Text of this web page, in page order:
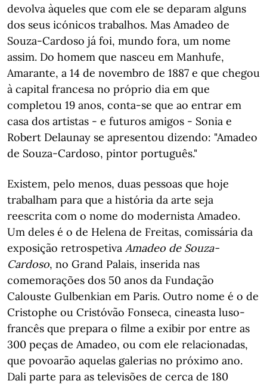
devolva àqueles que com ele se deparam alguns
dos seus icónicos trabalhos. Mas Amadeo de
Souza-Cardoso já foi, mundo fora, um nome
assim. Do homem que nasceu em Manhufe,
Amarante, a 14 de novembro de 1887 e que chegou
à capital francesa no próprio dia em que
completou 19 anos, conta-se que ao entrar em
casa dos artistas - e futuros amigos - Sonia e
Robert Delaunay se apresentou dizendo: "Amadeo
de Souza-Cardoso, pintor português."
Existem, pelo menos, duas pessoas que hoje
trabalham para que a história da arte seja
reescrita com o nome do modernista Amadeo.
Um deles é o de Helena de Freitas, comissária da
exposição retrospetiva Amadeo de Souza-
Cardoso, no Grand Palais, inserida nas
comemorações dos 50 anos da Fundação
Calouste Gulbenkian em Paris. Outro nome é o de
Cristophe ou Cristóvão Fonseca, cineasta luso-
francês que prepara o filme a exibir por entre as
300 peças de Amadeo, ou com ele relacionadas,
que povoarão aquelas galerias no próximo ano.
Dali parte para as televisões de cerca de 180